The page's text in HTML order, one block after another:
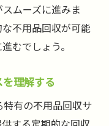
ムーズに進みま
不用品回収が可能
むでしょう。
理解する
有の不用品回収サ